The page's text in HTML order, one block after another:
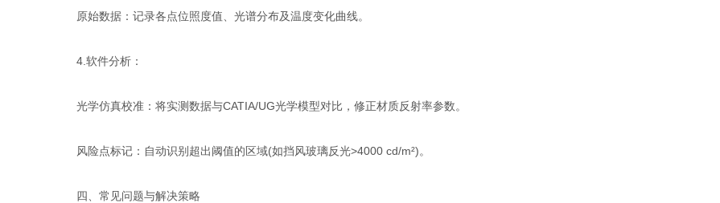
​原始数据：记录各点位照度值、光谱分布及温度变化曲线。
​4.软件分析：
​光学仿真校准：将实测数据与CATIA/UG光学模型对比，修正材质反射率参数。
​风险点标记：自动识别超出阈值的区域(如挡风玻璃反光>4000 cd/m²)。
​四、常见问题与解决策略